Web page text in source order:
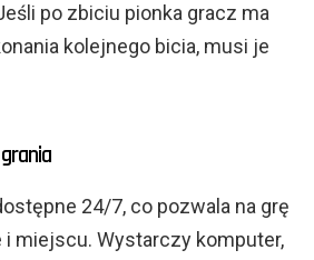
po zbiciu pionka gracz ma
kolejnego bicia, musi je
24/7, co pozwala na grę
miejscu. Wystarczy komputer,